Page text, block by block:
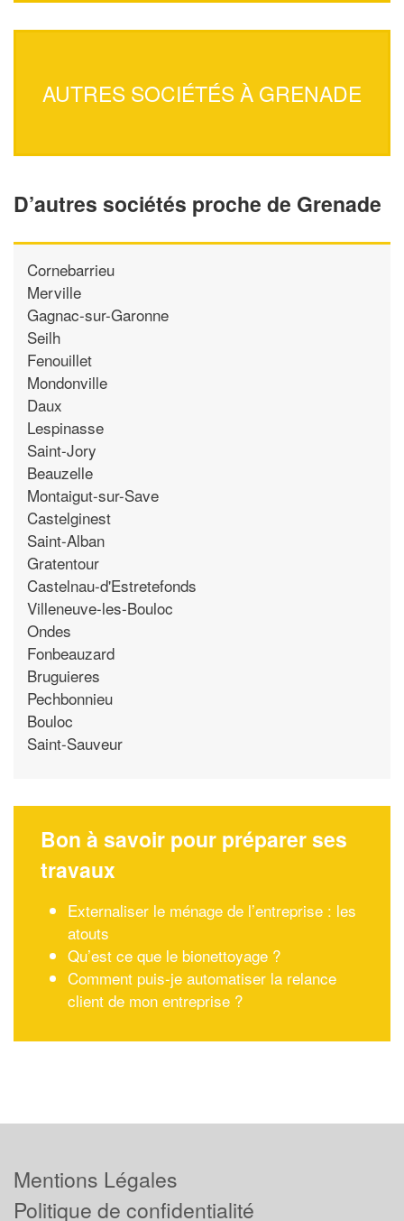
AUTRES SOCIÉTÉS À GRENADE
D’autres sociétés proche de Grenade
Cornebarrieu
Merville
Gagnac-sur-Garonne
Seilh
Fenouillet
Mondonville
Daux
Lespinasse
Saint-Jory
Beauzelle
Montaigut-sur-Save
Castelginest
Saint-Alban
Gratentour
Castelnau-d'Estretefonds
Villeneuve-les-Bouloc
Ondes
Fonbeauzard
Bruguieres
Pechbonnieu
Bouloc
Saint-Sauveur
Bon à savoir pour préparer ses
travaux
Externaliser le ménage de l’entreprise : les
atouts
Qu’est ce que le bionettoyage ?
Comment puis-je automatiser la relance
client de mon entreprise ?
Mentions Légales
Politique de confidentialité